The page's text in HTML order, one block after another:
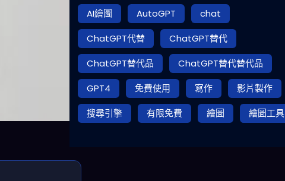
AI繪圖 AutoGPT
chat
ChatGPT代替
ChatGPT替代
ChatGPT替代品
ChatGPT替代替代品
GPT4
免費使用 寫作
影片製作
搜尋引擎
有限免費 繪圖 繪圖工具